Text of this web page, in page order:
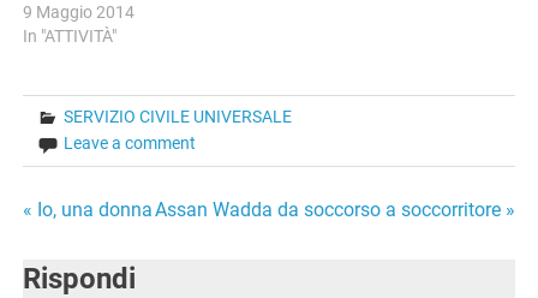
sostenere la nascita di un
nuovo gruppo di
oncologici e alle loro
famiglie, in rete con le
associazioni già esistenti,
sociali…
9 Maggio 2014
In "ATTIVITÀ"
SERVIZIO CIVILE UNIVERSALE
Leave a comment
Navigazione
articoli
« Io, una donnaAssan Wadda da soccorso a soccorritore »
Rispondi